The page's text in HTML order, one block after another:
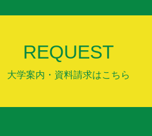
REQUEST
大学案内・資料請求はこちら